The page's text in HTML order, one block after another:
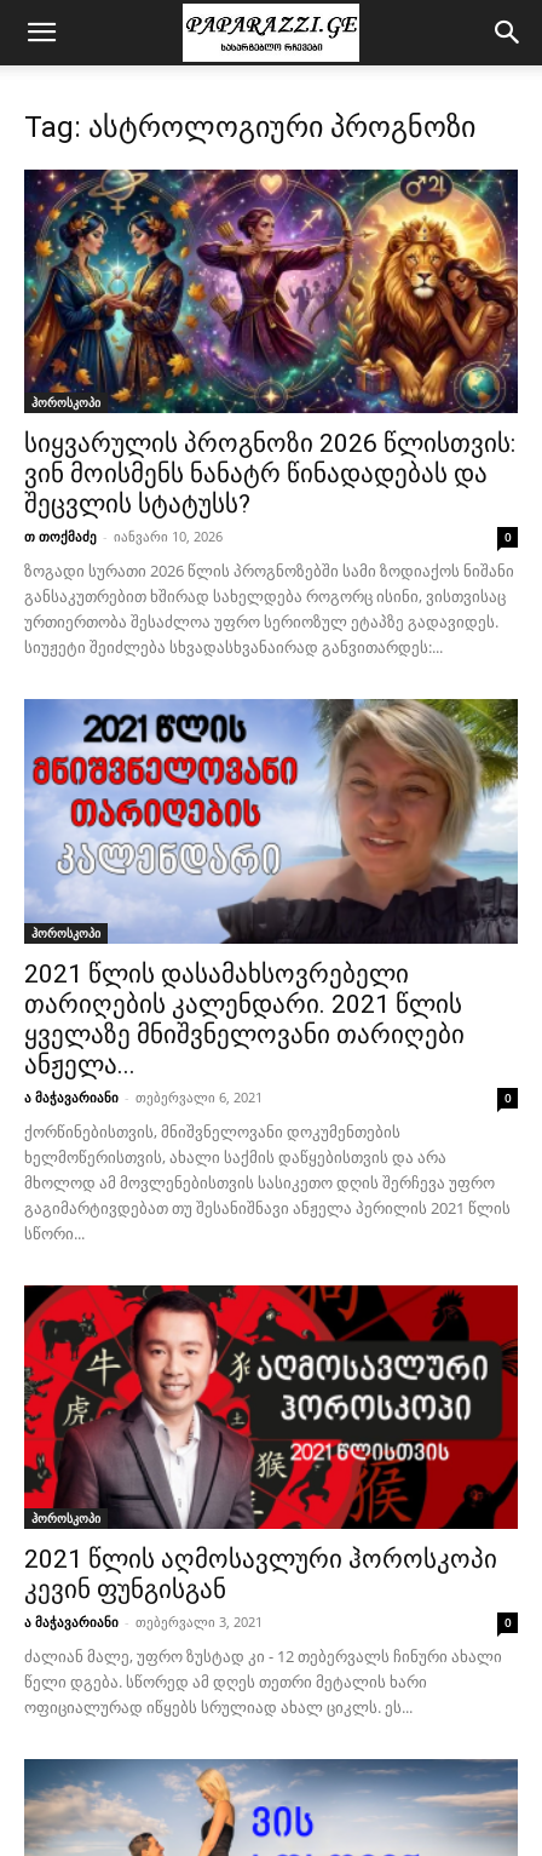
Tag: ასტროლოგიური პროგნოზი
ჰოროსკოპი
სიყვარულის პროგნოზი 2026 წლისთვის:
ვინ მოისმენს ნანატრ წინადადებას და
შეცვლის სტატუსს?
თ თოქმაძე - იანვარი 10, 2026 0
ზოგადი სურათი 2026 წლის პროგნოზებში სამი ზოდიაქოს ნიშანი
განსაკუთრებით ხშირად სახელდება როგორც ისინი, ვისთვისაც
ურთიერთობა შესაძლოა უფრო სერიოზულ ეტაპზე გადავიდეს.
სიუჟეტი შეიძლება სხვადასხვანაირად განვითარდეს:...
ჰოროსკოპი
2021 წლის დასამახსოვრებელი
თარიღების კალენდარი. 2021 წლის
ყველაზე მნიშვნელოვანი თარიღები
ანჟელა...
ა მაჭავარიანი - თებერვალი 6, 2021 0
ქორწინებისთვის, მნიშვნელოვანი დოკუმენთების
ხელმოწერისთვის, ახალი საქმის დაწყებისთვის და არა
მხოლოდ ამ მოვლენებისთვის სასიკეთო დღის შერჩევა უფრო
გაგიმარტივდებათ თუ შესანიშნავი ანჟელა პერილის 2021 წლის
სწორი...
ჰოროსკოპი
2021 წლის აღმოსავლური ჰოროსკოპი
კევინ ფუნგისგან
ა მაჭავარიანი - თებერვალი 3, 2021 0
ძალიან მალე, უფრო ზუსტად კი - 12 თებერვალს ჩინური ახალი
წელი დგება. სწორედ ამ დღეს თეთრი მეტალის ხარი
ოფიციალურად იწყებს სრულიად ახალ ციკლს. ეს...